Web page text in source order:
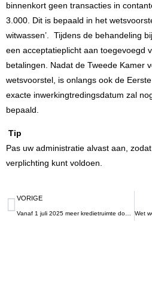
binnenkort geen transacties in
3.000. Dit is bepaald in het
witwassen’. Tijdens de behandeling
een acceptatieplicht aan toegevoegd
betalingen. Nadat de Tweede Kamer
wetsvoorstel, is onlangs ook de
exacte inwerkingtredingsdatum zal
bepaald.
Tip
Pas uw administratie alvast aan,
verplichting kunt voldoen.
VORIGE
Vanaf 1 juli 2025 meer kredietruimte door opheffing verpandingsverboden